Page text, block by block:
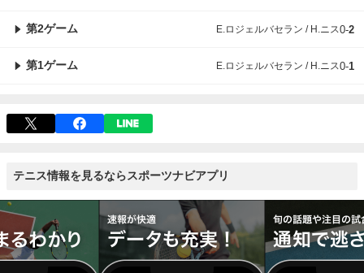
第2ゲーム E.ロジェルバセラン / H.ニス0-2
第1ゲーム E.ロジェルバセラン / H.ニス0-1
テニス情報を見るならスポーツナビアプリ